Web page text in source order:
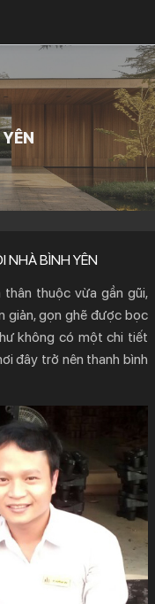
NHÀ BÌNH YÊN
thuộc vừa gần gũi,
giản, gọn ghẽ được bọc
không có một chi tiết
đây trở nên thanh bình